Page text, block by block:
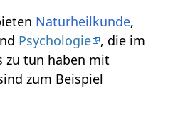
Naturheilkunde,
Psychologie , die im
zu tun haben mit
zum Beispiel